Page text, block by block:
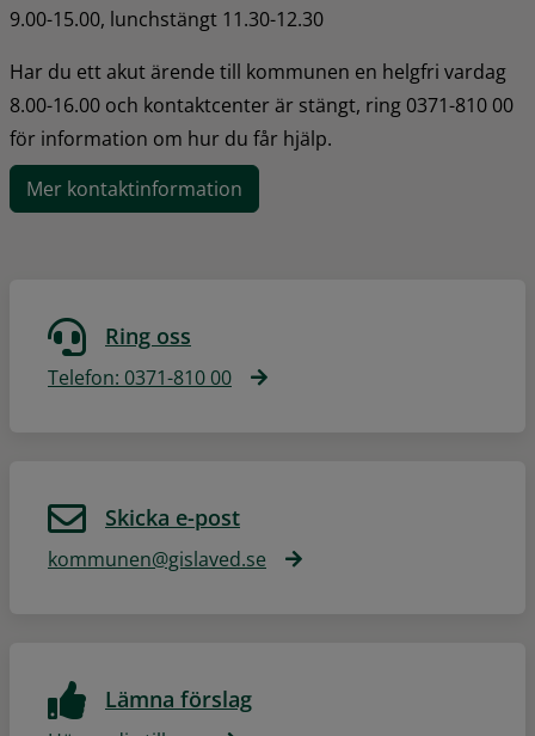
9.00-15.00, lunchstängt 11.30-12.30
Har du ett akut ärende till kommunen en helgfri vardag
8.00-16.00 och kontaktcenter är stängt, ring 0371-810 00
för information om hur du får hjälp.
Mer kontaktinformation
Ring oss
Telefon: 0371-810 00
Skicka e-post
kommunen@gislaved.se
Lämna förslag